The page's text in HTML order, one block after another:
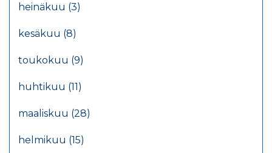
heinäkuu (3)
kesäkuu (8)
toukokuu (9)
huhtikuu (11)
maaliskuu (28)
helmikuu (15)